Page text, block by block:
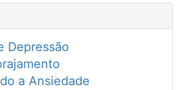
Depressão
a Ansiedade